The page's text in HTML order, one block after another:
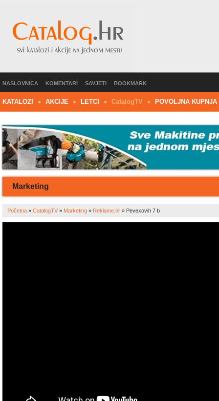
NASLOVNICA KOMENTARI SAVJETI BOOKMARK
KATALOZI AKCIJE LETCI CatalogTV POVOLJNA KUPNJA
Marketing
Početna » CatalogTV » Marketing » Reklame.hr » Pevexovih 7 b